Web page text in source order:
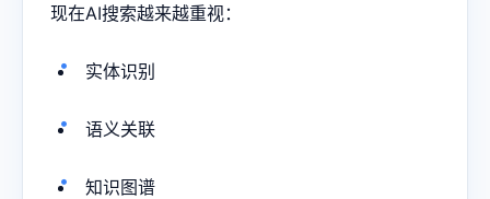
现在AI搜索越来越重视：
实体识别
语义关联
知识图谱